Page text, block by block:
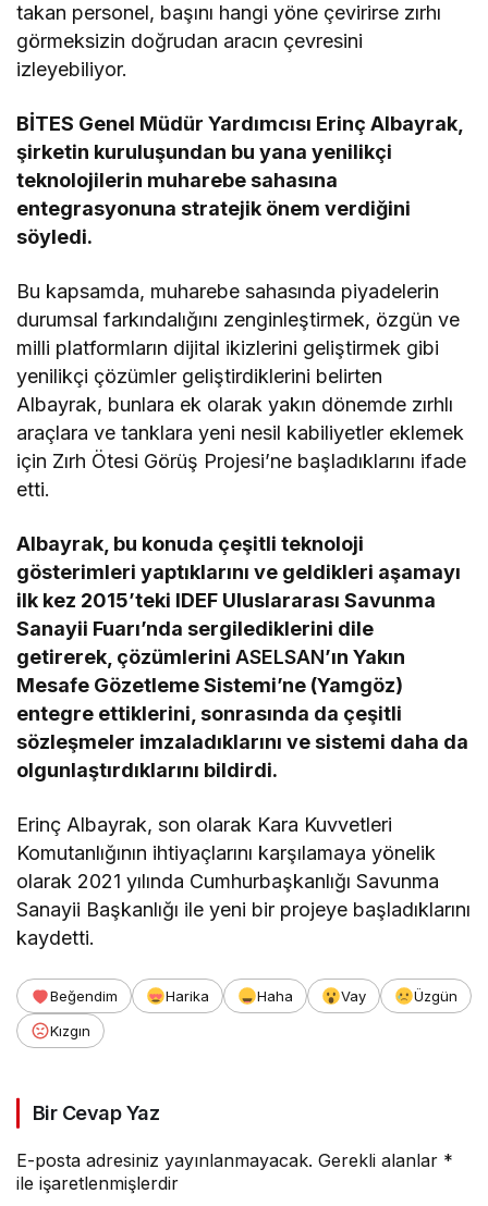
takan personel, başını hangi yöne çevirirse zırhı
görmeksizin doğrudan aracın çevresini
izleyebiliyor.
BİTES Genel Müdür Yardımcısı Erinç Albayrak,
şirketin kuruluşundan bu yana yenilikçi
teknolojilerin muharebe sahasına
entegrasyonuna stratejik önem verdiğini
söyledi.
Bu kapsamda, muharebe sahasında piyadelerin
durumsal farkındalığını zenginleştirmek, özgün ve
milli platformların dijital ikizlerini geliştirmek gibi
yenilikçi çözümler geliştirdiklerini belirten
Albayrak, bunlara ek olarak yakın dönemde zırhlı
araçlara ve tanklara yeni nesil kabiliyetler eklemek
için Zırh Ötesi Görüş Projesi’ne başladıklarını ifade
etti.
Albayrak, bu konuda çeşitli teknoloji
gösterimleri yaptıklarını ve geldikleri aşamayı
ilk kez 2015’teki IDEF Uluslararası Savunma
Sanayii Fuarı’nda sergilediklerini dile
getirerek, çözümleriniASELSAN’ın Yakın
Mesafe Gözetleme Sistemi’ne (Yamgöz)
entegre ettiklerini, sonrasında da çeşitli
sözleşmeler imzaladıklarını ve sistemi daha da
olgunlaştırdıklarını bildirdi.
Erinç Albayrak, son olarak Kara Kuvvetleri
Komutanlığının ihtiyaçlarını karşılamaya yönelik
olarak 2021 yılında Cumhurbaşkanlığı Savunma
Sanayii Başkanlığı ile yeni bir projeye başladıklarını
kaydetti.
Beğendim Harika Haha Vay
Üzgün
Kızgın
Bir Cevap Yaz
E-posta adresiniz yayınlanmayacak. Gerekli alanlar *
ile işaretlenmişlerdir